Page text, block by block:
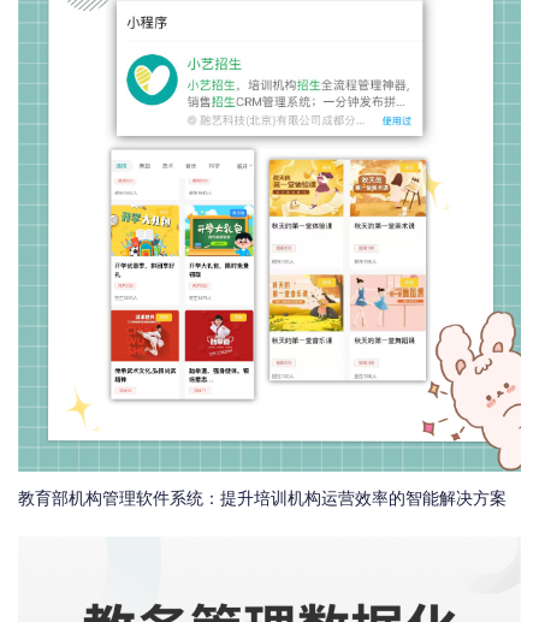
教育部机构管理软件系统：提升培训机构运营效率的智能解决方案